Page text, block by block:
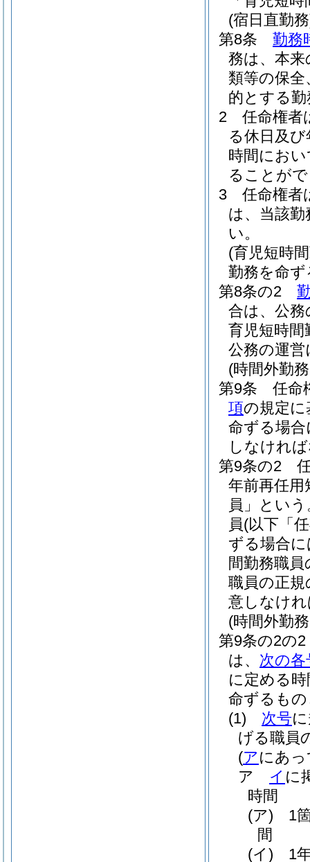
(宿日直勤
第8条
勤務
務は、本
類等の保
的とする
2
任命権者
る休日及
時間にお
ることが
3
任命権者
は、当該
い。
(育児短時
勤務を命
第8条の2
合は、公
育児短時間
公務の運
(時間外勤
第9条
任命
項の規定
命ずる場
しなけれ
第9条の2
年前再任用
員」という
員(以下「
ずる場合
間勤務職
職員の正
意しなけ
(時間外勤
第9条の2の2
は、 次の各
に定める
命ずるも
(1)
次号
げる職員
(アにあ
ア
イ に
時間
(ア)
1
間
(イ)
1